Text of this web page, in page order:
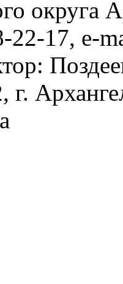
округа
22-17, e-
г.